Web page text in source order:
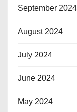
September 2024
August 2024
July 2024
June 2024
May 2024